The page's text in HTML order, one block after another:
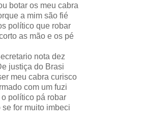
botar os meu cabra
a mim são fié
político que robar
as mão e os pé
nota dez
justiça do Brasi
meu cabra curisco
com um fuzi
o político pá robar
se for muito imbeci